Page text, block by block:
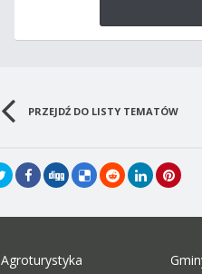
PRZEJDŹ DO LISTY TEMATÓW
Agroturystyka